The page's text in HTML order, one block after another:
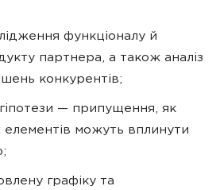
функціоналу й
партнера, а також аналіз
конкурентів;
— припущення, як
елементів можуть вплинути
графіку та